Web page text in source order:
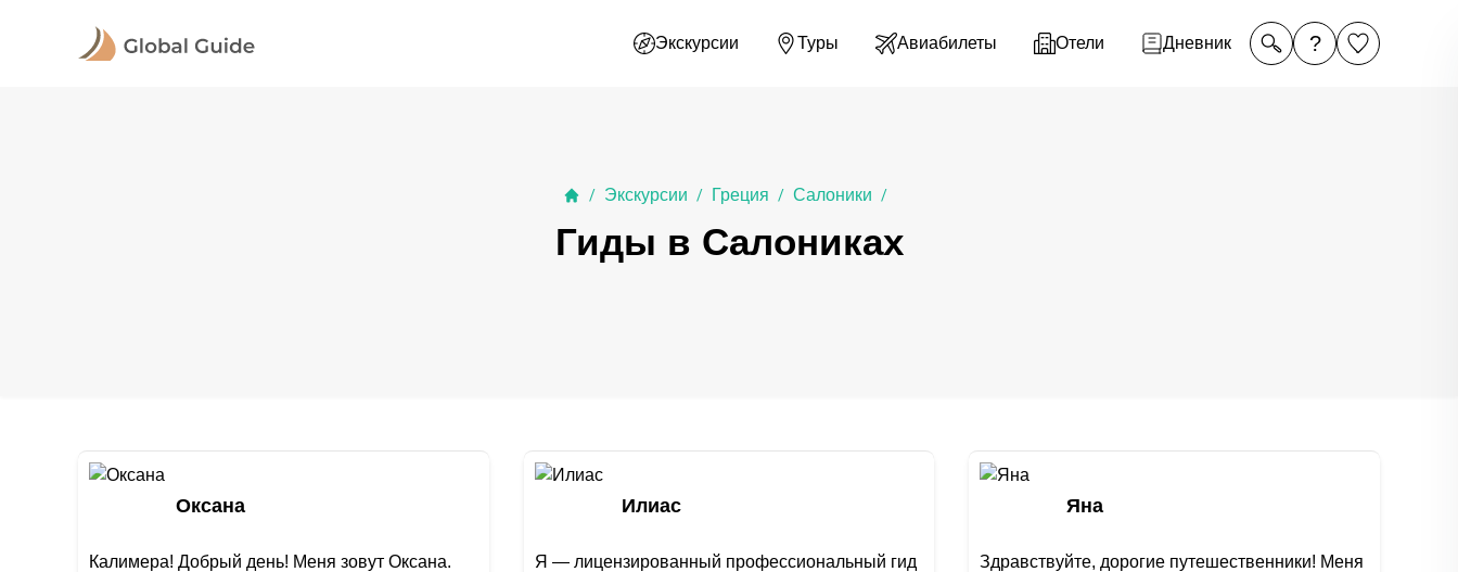
Экскурсии Туры Авиабилеты Отели Дневник ?
/ Экскурсии / Греция / Салоники /
Гиды в Салониках
Оксана
Калимера! Добрый день! Меня зовут Оксана.
Илиас
Я — лицензированный профессиональный гид
Яна
Здравствуйте, дорогие путешественники! Меня